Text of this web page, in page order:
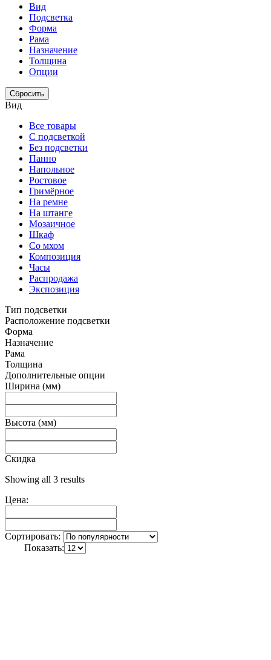
Вид
Подсветка
Форма
Рама
Назначение
Толщина
Опции
Сбросить
Вид
Все товары
С подсветкой
Без подсветки
Панно
Напольное
Ростовое
Гримёрное
На ремне
На штанге
Мозаичное
Шкаф
Со мхом
Композиция
Часы
Распродажа
Экспозиция
Тип подсветки
Расположение подсветки
Форма
Назначение
Рама
Толщина
Дополнительные опции
Ширина (мм)
Высота (мм)
Скидка
Showing all 3 results
Цена:
Сортировать:
Показать: